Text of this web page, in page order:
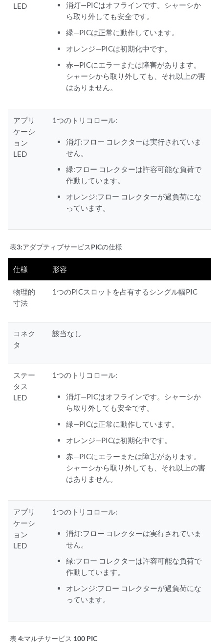
LED
消灯—PICはオフラインです。シャーシか
ら取り外しても安全です。
緑—PICは正常に動作しています。
オレンジ—PICは初期化中です。
赤—PICにエラーまたは障害があります。
シャーシから取り外しても、それ以上の害
はありません。
アプリ
ケーシ
ョン
LED
1つのトリコロール:
消灯:フロー コレクターは実行されていま
せん。
緑:フロー コレクターは許容可能な負荷で
作動しています。
オレンジ:フロー コレクターが過負荷にな
っています。
表3:アダプティブサービスPICの仕様
仕様 形容
物理的
寸法
1つのPICスロットを占有するシングル幅PIC
コネク
タ
該当なし
ステー
タス
LED
1つのトリコロール:
消灯—PICはオフラインです。シャーシか
ら取り外しても安全です。
緑—PICは正常に動作しています。
オレンジ—PICは初期化中です。
赤—PICにエラーまたは障害があります。
シャーシから取り外しても、それ以上の害
はありません。
アプリ
ケーシ
ョン
LED
1つのトリコロール:
消灯:フロー コレクターは実行されていま
せん。
緑:フロー コレクターは許容可能な負荷で
作動しています。
オレンジ:フロー コレクターが過負荷にな
っています。
表 4:マルチサービス 100 PIC